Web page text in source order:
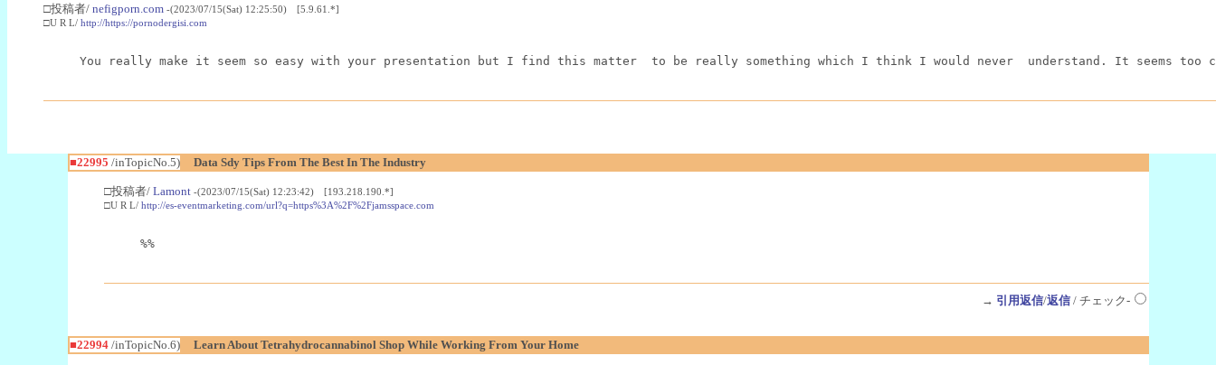
□投稿者/ nefigporn.com -(2023/07/15(Sat) 12:25:50) [5.9.61.*]
□U R L/ http://https://pornodergisi.com
You really make it seem so easy with your presentation but I find this matter  to be really something which I think I would never  understand. It seems
■22995 /inTopicNo.5) Data Sdy Tips From The Best In The Industry
□投稿者/ Lamont -(2023/07/15(Sat) 12:23:42) [193.218.190.*]
□U R L/ http://es-eventmarketing.com/url?q=https%3A%2F%2Fjamsspace.com
%%
→ 引用返信/返信/ チェック-
■22994/inTopicNo.6) Learn About Tetrahydrocannabinol Shop While Working From Your Home